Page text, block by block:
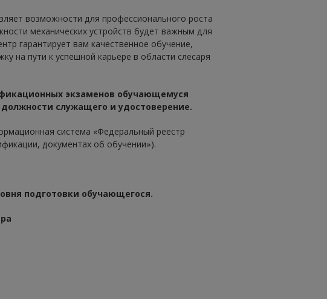
возможности для профессионального роста
механических устройств будет важным для
гарантирует вам качественное обучение,
на пути к успешной карьере в области слесаря
экзаменов обучающемуся
служащего и удостоверение.
система «Федеральный реестр
документах об обучении»).
подготовки обучающегося.